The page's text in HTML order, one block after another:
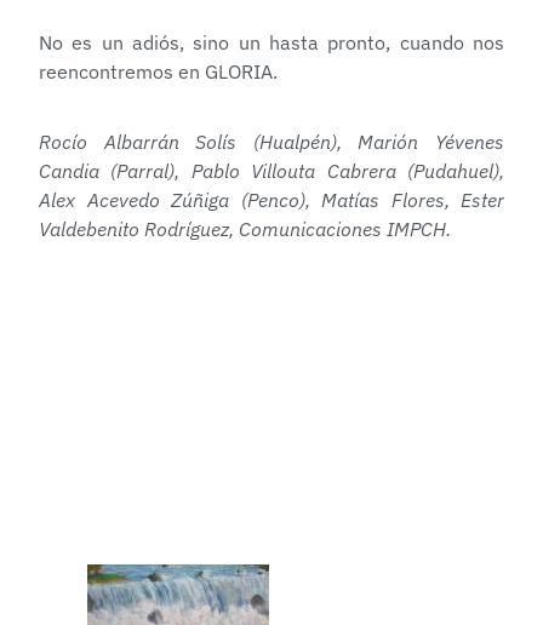
No es un adiós, sino un hasta pronto, cuando nos
reencontremos en GLORIA.
Rocío Albarrán Solís (Hualpén), Marión Yévenes
Candia (Parral), Pablo Villouta Cabrera (Pudahuel),
Alex Acevedo Zúñiga (Penco), Matías Flores, Ester
Valdebenito Rodríguez, Comunicaciones IMPCH.